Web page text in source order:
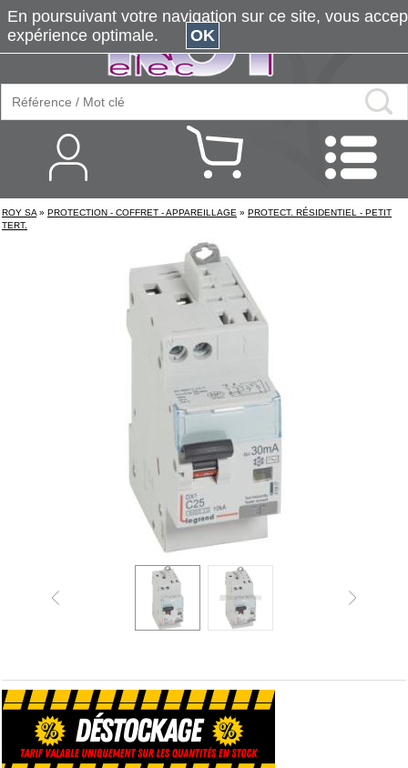
ROY SA » PROTECTION - COFFRET - APPAREILLAGE » PROTECT. RÉSIDENTIEL - PETIT
TERT.
En poursuivant votre navigation sur ce site, vous
expérience optimale.
OK